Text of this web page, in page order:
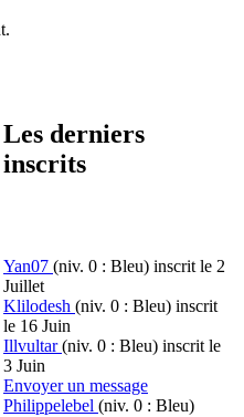
Les derniers
inscrits
Yan07 (niv. 0 : Bleu) inscrit le 2
Juillet
Klilodesh (niv. 0 : Bleu) inscrit
le 16 Juin
Illvultar(niv. 0 : Bleu) inscrit le
3 Juin
Envoyer un message
Philippelebel (niv. 0 : Bleu)